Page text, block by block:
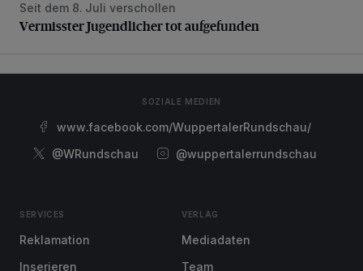
Vermisster Jugendlicher tot aufgefunden
Seit dem 8. Juli verschollen
Vermisster Jugendlicher tot aufgefunden
SOZIALE MEDIEN
www.facebook.com/WuppertalerRundschau/
@WRundschau
@wuppertalerrundschau
SERVICES
Reklamation
Inserieren
VERLAG
Mediadaten
Team